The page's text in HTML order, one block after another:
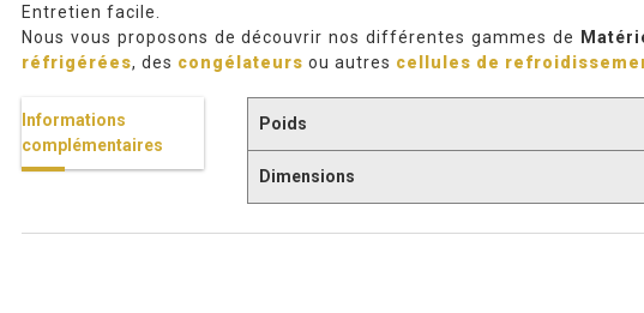
Entretien facile.
Nous vous proposons de découvrir nos différentes gammes de
réfrigérées, des congélateurs ou autres cellules de
Informations
complémentaires
Poids
Dimensions